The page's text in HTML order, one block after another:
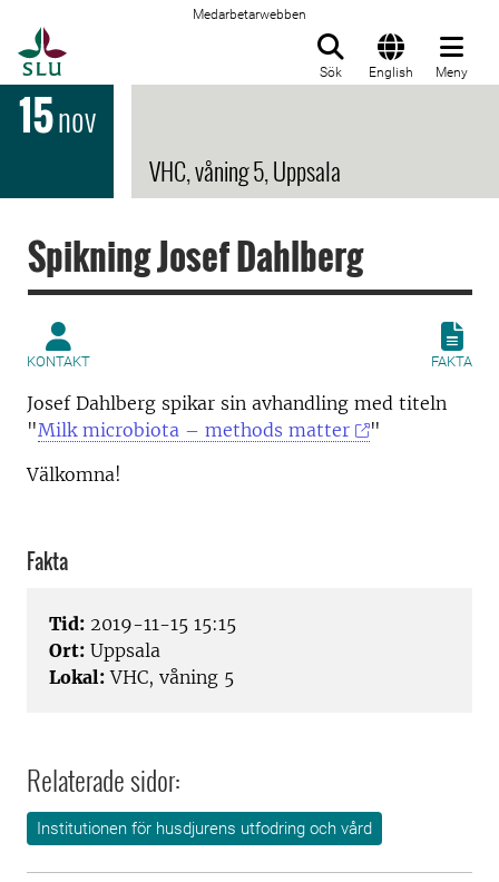
Medarbetarwebben
Sök English Meny
15nov
VHC, våning 5, Uppsala
Spikning Josef Dahlberg
KONTAKT FAKTA
Josef Dahlberg spikar sin avhandling med titeln
"Milk microbiota – methods matter
"
Välkomna!
Fakta
Tid: 2019-11-15 15:15
Ort: Uppsala
Lokal: VHC, våning 5
Relaterade sidor:
Institutionen för husdjurens utfodring och vård